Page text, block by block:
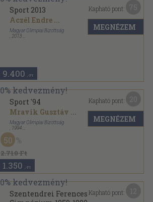
Sport 2013
Aczél Endre ...
Magyar Olimpiai Bizottság
2013
9.400 ,-Ft
Kapható pont:
MEGNÉZEM
Sport '94
Mravik Gusztáv ...
Magyar Olimpiai Bizottság
1994
Fűzött kemény papírkötés
Sport sorozat
2.710 Ft
50
1.350 ,-Ft
Kapható pont:
MEGNÉZEM
Szentendrei FerencesKapható pont: